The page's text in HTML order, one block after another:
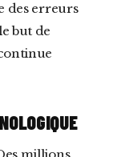
des erreurs
but de